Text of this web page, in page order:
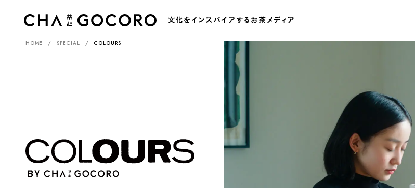
カテゴリでさがす
茶のつくり手たち
PAUSE & INSPIRE ファーストプレイ
COLOURS BY CHAGOCORO
萎凋茶 発酵茶 ほうじ茶
ブレンドティー 釜炒り茶
HOME SPECIAL COLOURS